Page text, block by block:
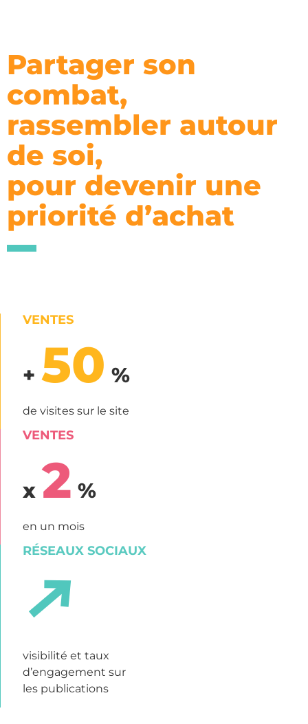
Partager son
combat,
rassembler autour
de soi,
pour devenir une
priorité d’achat
VENTES
+ 50 %
de visites sur le site
VENTES
x 2 %
en un mois
RÉSEAUX SOCIAUX
les publications
visibilité et taux
d’engagement sur
les publications